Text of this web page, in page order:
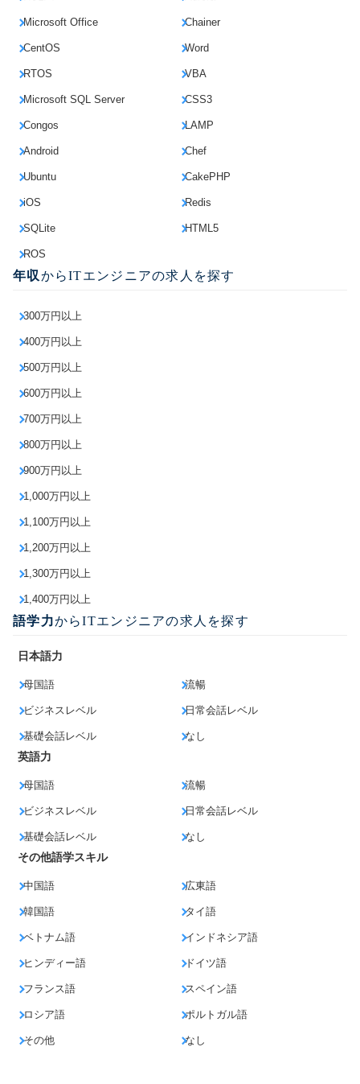
Microsoft Office Chainer
CentOS Word
RTOS VBA
Microsoft SQL Server CSS3
Congos LAMP
Android Chef
Ubuntu CakePHP
iOS Redis
SQLite HTML5
ROS
年収からITエンジニアの求人を探す
300万円以上
400万円以上
500万円以上
600万円以上
700万円以上
800万円以上
900万円以上
1,000万円以上
1,100万円以上
1,200万円以上
1,300万円以上
1,400万円以上
語学力からITエンジニアの求人を探す
日本語力
母国語 流暢
ビジネスレベル 日常会話レベル
基礎会話レベル なし
英語力
母国語 流暢
ビジネスレベル 日常会話レベル
基礎会話レベル なし
その他語学スキル
中国語 広東語
韓国語 タイ語
ベトナム語 インドネシア語
ヒンディー語 ドイツ語
フランス語 スペイン語
ロシア語 ポルトガル語
その他 なし